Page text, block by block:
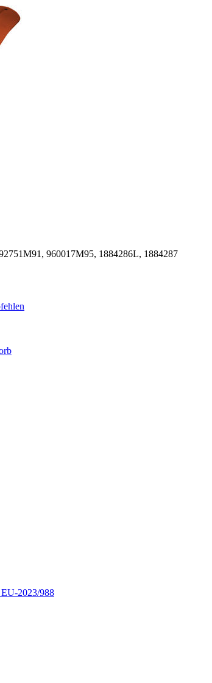
960017M95, 1884286L, 1884287
2023/988